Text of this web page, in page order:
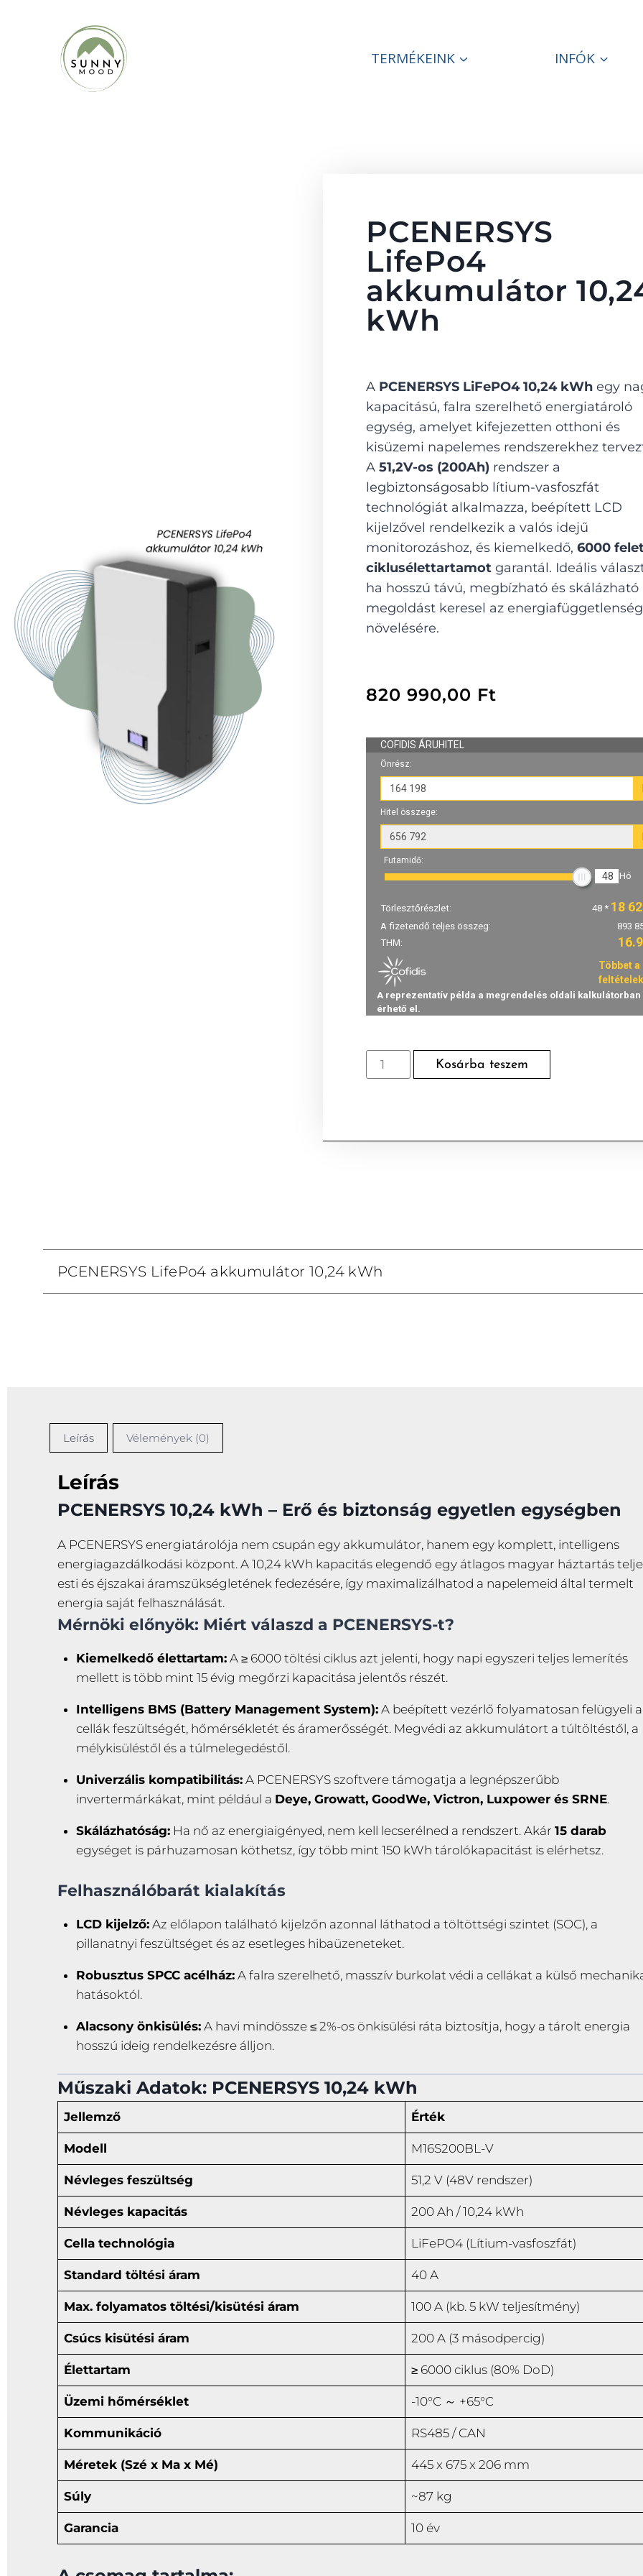
TERMÉKEINK INFÓK
PCENERSYS
LifePo4
akkumulátor
kWh
A PCENERSYS LiFePO4 10,24 kWh egy
kapacitású, falra szerelhető energiatároló
egység, amelyet kifejezetten otthoni és
kisüzemi napelemes rendszerekhez
A 51,2V-os (200Ah) rendszer a
legbiztonságosabb lítium-vasfoszfát
technológiát alkalmazza, beépített LCD
kijelzővel rendelkezik a valós idejű
monitorozáshoz, és kiemelkedő, 6000
ciklusélettartamot garantál. Ideális
ha hosszú távú, megbízható és skálázható
megoldást keresel az
növelésére.
820 990,00 Ft
Kosárba teszem
PCENERSYS LifePo4 akkumulátor 10,24 kWh
Leírás Vélemények (0)
Leírás
PCENERSYS 10,24 kWh – Erő és biztonság egyetlen egységben
A PCENERSYS energiatárolója nem csupán egy akkumulátor, hanem egy komplett, intelligens
energiagazdálkodási központ. A 10,24 kWh kapacitás elegendő egy átlagos magyar háztartás
esti és éjszakai áramszükségletének fedezésére, így maximalizálhatod a napelemeid által termelt
energia saját felhasználását.
Mérnöki előnyök: Miért válaszd a PCENERSYS-t?
Kiemelkedő élettartam:A ≥ 6000 töltési ciklus azt jelenti, hogy napi egyszeri teljes lemerítés
mellett is több mint 15 évig megőrzi kapacitása jelentős részét.
Intelligens BMS (Battery Management System):A beépített vezérlő folyamatosan felügyeli a
cellák feszültségét, hőmérsékletét és áramerősségét. Megvédi az akkumulátort a túltöltéstől, a
mélykisüléstől és a túlmelegedéstől.
Univerzális kompatibilitás:A PCENERSYS szoftvere támogatja a legnépszerűbb
invertermárkákat, mint például a Deye, Growatt, GoodWe, Victron, Luxpower és SRNE.
Skálázhatóság:Ha nő az energiaigényed, nem kell lecserélned a rendszert. Akár 15 darab
egységet is párhuzamosan köthetsz, így több mint 150 kWh tárolókapacitást is elérhetsz.
Felhasználóbarát kialakítás
LCD kijelző:Az előlapon található kijelzőn azonnal láthatod a töltöttségi szintet (SOC), a
pillanatnyi feszültséget és az esetleges hibaüzeneteket.
Robusztus SPCC acélház:A falra szerelhető, masszív burkolat védi a cellákat a külső
hatásoktól.
Alacsony önkisülés:A havi mindössze ≤ 2%-os önkisülési ráta biztosítja, hogy a tárolt energia
hosszú ideig rendelkezésre álljon.
Műszaki Adatok: PCENERSYS 10,24 kWh
Jellemző Érték
Modell M16S200BL-V
Névleges feszültség 51,2 V (48V rendszer)
Névleges kapacitás 200 Ah / 10,24 kWh
Cella technológia LiFePO4 (Lítium-vasfoszfát)
Standard töltési áram 40 A
Max. folyamatos töltési/kisütési áram 100 A (kb. 5 kW teljesítmény)
Csúcs kisütési áram 200 A (3 másodpercig)
Élettartam ≥ 6000 ciklus (80% DoD)
Üzemi hőmérséklet -10°C ～ +65°C
Kommunikáció RS485 / CAN
Méretek (Szé x Ma x Mé) 445 x 675 x 206 mm
Súly ~87 kg
Garancia 10 év